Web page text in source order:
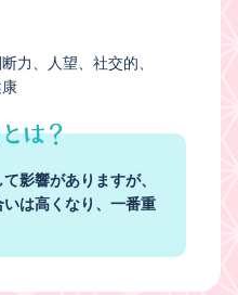
力 人望
社交的
影響がありますが、
は高くなり、一番重